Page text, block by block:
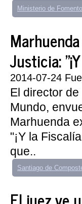
Ministerio de Fomento
Justicia:
2014-07-24
El director
Mundo,
Marhuenda
"¡Y la
que..
Santiago de